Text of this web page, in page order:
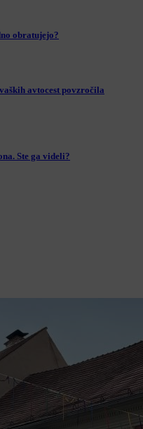
obratujejo?
avtocest povzročila
Ste ga videli?